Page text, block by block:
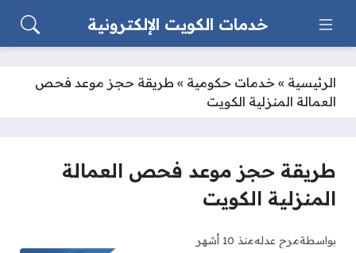
خدمات الكويت الإلكترونية
الرئيسية » خدمات حكومية » طريقة حجز موعد فحص
العمالة المنزلية الكويت
طريقة حجز موعد فحص العمالة
المنزلية الكويت
بواسطةمرح عدلهمنذ 10 أشهر